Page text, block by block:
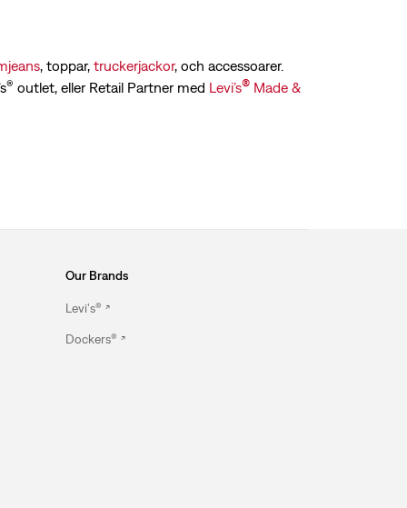
, toppar, truckerjackor, och accessoarer.
® outlet, eller Retail Partner med Levi’s®Made &
Our Brands
Levi's®
Dockers®